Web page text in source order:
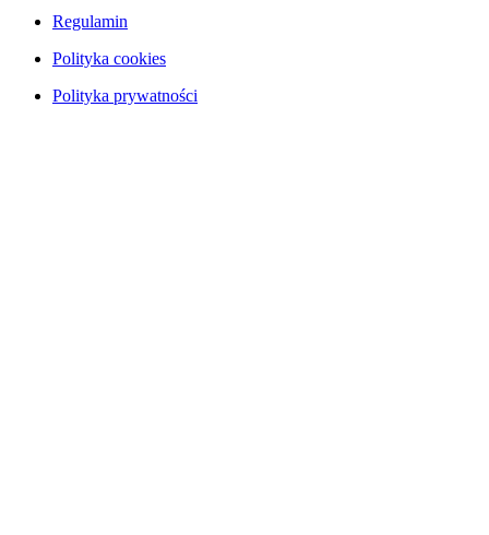
Regulamin
Polityka cookies
Polityka prywatności